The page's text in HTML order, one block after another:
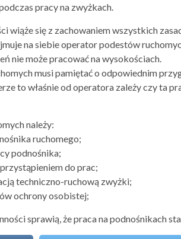
pracy na zwyżkach.
wiąże się z zachowaniem wszystkich
na siebie operator podestów
nie może pracować na wysokościach.
musi pamiętać o odpowiednim
to właśnie od operatora zależy czy ta
należy:
ruchomego;
podnośnika;
do prac;
techniczno-ruchową zwyżki;
ochrony osobistej;
sprawią, że praca na podnośnikach